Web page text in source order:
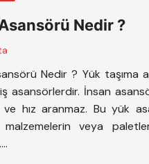
Nedir ?
Nedir ? Yük taşıma
asansörlerdir. İnsan
hız aranmaz. Bu yük
veya